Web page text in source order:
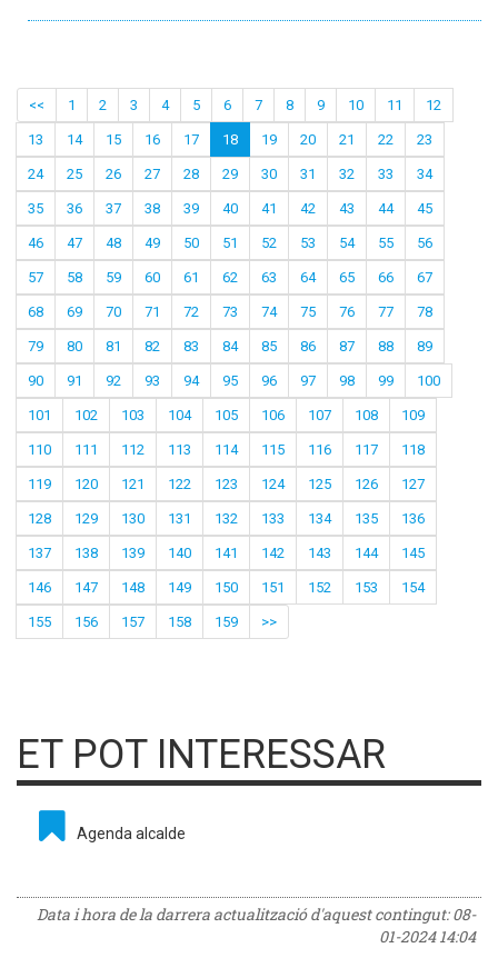
<< 1 2 3 4 5 6 7 8 9 10 11 12
13 14 15 16 17 18 19 20 21 22 23
24 25 26 27 28 29 30 31 32 33 34
35 36 37 38 39 40 41 42 43 44 45
46 47 48 49 50 51 52 53 54 55 56
57 58 59 60 61 62 63 64 65 66 67
68 69 70 71 72 73 74 75 76 77 78
79 80 81 82 83 84 85 86 87 88 89
90 91 92 93 94 95 96 97 98 99 100
101 102 103 104 105 106 107 108 109
110 111 112 113 114 115 116 117 118
119 120 121 122 123 124 125 126 127
128 129 130 131 132 133 134 135 136
137 138 139 140 141 142 143 144 145
146 147 148 149 150 151 152 153 154
155 156 157 158 159 >>
ET POT INTERESSAR
Agenda alcalde
Data i hora de la darrera actualització d'aquest contingut:08-
01-2024 14:04